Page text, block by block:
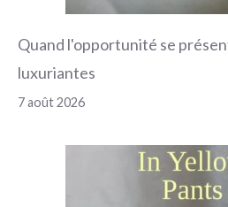
Quand l'opportunité se
luxuriantes
7 août 2026